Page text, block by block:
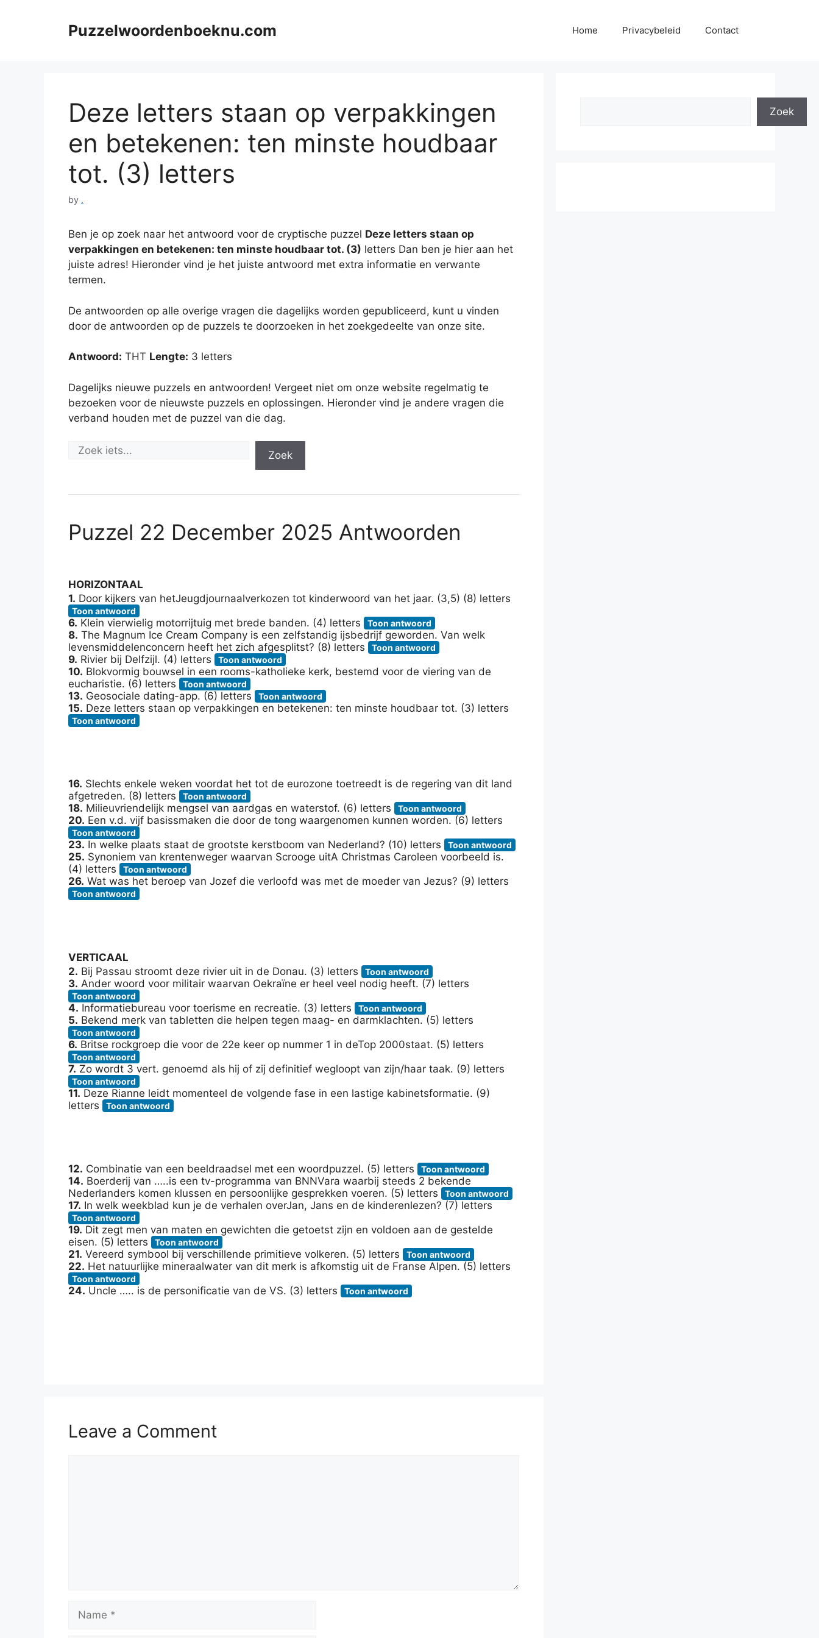
Puzzelwoordenboeknu.com Home Privacybeleid Contact
Deze letters staan op verpakkingen
en betekenen: ten minste houdbaar
tot. (3) letters
by .
Ben je op zoek naar het antwoord voor de cryptische puzzel Deze letters staan op
verpakkingen en betekenen: ten minste houdbaar tot. (3) letters Dan ben je hier aan het
juiste adres! Hieronder vind je het juiste antwoord met extra informatie en verwante
termen.
De antwoorden op alle overige vragen die dagelijks worden gepubliceerd, kunt u vinden
door de antwoorden op de puzzels te doorzoeken in het zoekgedeelte van onze site.
Antwoord: THT Lengte: 3 letters
Dagelijks nieuwe puzzels en antwoorden! Vergeet niet om onze website regelmatig te
bezoeken voor de nieuwste puzzels en oplossingen. Hieronder vind je andere vragen die
verband houden met de puzzel van die dag.
Zoek
Puzzel 22 December 2025 Antwoorden
HORIZONTAAL
1. Door kijkers van hetJeugdjournaalverkozen tot kinderwoord van het jaar. (3,5) (8) letters
Toon antwoord
6. Klein vierwielig motorrijtuig met brede banden. (4) letters Toon antwoord
8. The Magnum Ice Cream Company is een zelfstandig ijsbedrijf geworden. Van welk
levensmiddelenconcern heeft het zich afgesplitst? (8) letters
Toon antwoord
9. Rivier bij Delfzijl. (4) letters Toon antwoord
10. Blokvormig bouwsel in een rooms-katholieke kerk, bestemd voor de viering van de
eucharistie. (6) letters
Toon antwoord
13. Geosociale dating-app. (6) letters Toon antwoord
15. Deze letters staan op verpakkingen en betekenen: ten minste houdbaar tot. (3) letters
Toon antwoord
16. Slechts enkele weken voordat het tot de eurozone toetreedt is de regering van dit land
afgetreden. (8) letters
Toon antwoord
18. Milieuvriendelijk mengsel van aardgas en waterstof. (6) letters Toon antwoord
20. Een v.d. vijf basissmaken die door de tong waargenomen kunnen worden. (6) letters
Toon antwoord
23. In welke plaats staat de grootste kerstboom van Nederland? (10) letters Toon antwoord
25. Synoniem van krentenweger waarvan Scrooge uitA Christmas Caroleen voorbeeld is.
(4) letters
Toon antwoord
26. Wat was het beroep van Jozef die verloofd was met de moeder van Jezus? (9) letters
Toon antwoord
VERTICAAL
2. Bij Passau stroomt deze rivier uit in de Donau. (3) letters Toon antwoord
3. Ander woord voor militair waarvan Oekraïne er heel veel nodig heeft. (7) letters
Toon antwoord
4. Informatiebureau voor toerisme en recreatie. (3) letters Toon antwoord
5. Bekend merk van tabletten die helpen tegen maag- en darmklachten. (5) letters
Toon antwoord
6. Britse rockgroep die voor de 22e keer op nummer 1 in deTop 2000staat. (5) letters
Toon antwoord
7. Zo wordt 3 vert. genoemd als hij of zij definitief wegloopt van zijn/haar taak. (9) letters
Toon antwoord
11. Deze Rianne leidt momenteel de volgende fase in een lastige kabinetsformatie. (9)
letters
Toon antwoord
12. Combinatie van een beeldraadsel met een woordpuzzel. (5) letters Toon antwoord
14. Boerderij van …..is een tv-programma van BNNVara waarbij steeds 2 bekende
Nederlanders komen klussen en persoonlijke gesprekken voeren. (5) letters
Toon antwoord
17. In welk weekblad kun je de verhalen overJan, Jans en de kinderenlezen? (7) letters
Toon antwoord
19. Dit zegt men van maten en gewichten die getoetst zijn en voldoen aan de gestelde
eisen. (5) letters
Toon antwoord
21. Vereerd symbool bij verschillende primitieve volkeren. (5) letters Toon antwoord
22. Het natuurlijke mineraalwater van dit merk is afkomstig uit de Franse Alpen. (5) letters
Toon antwoord
24. Uncle ….. is de personificatie van de VS. (3) letters Toon antwoord
Leave a Comment
Name
Zoek